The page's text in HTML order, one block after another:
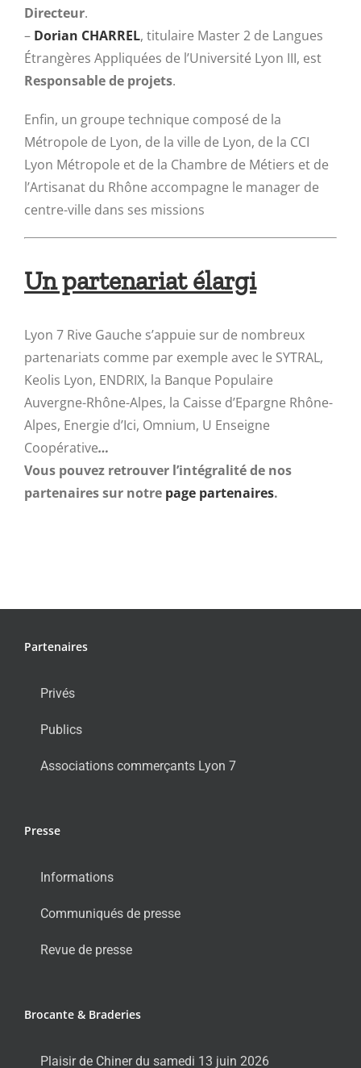
Directeur.
– Dorian CHARREL, titulaire Master 2 de Langues
Étrangères Appliquées de l’Université Lyon III, est
Responsable de projets.
Enfin, un groupe technique composé de la
Métropole de Lyon, de la ville de Lyon, de la CCI
Lyon Métropole et de la Chambre de Métiers et de
l’Artisanat du Rhône accompagne le manager de
centre-ville dans ses missions
Un partenariat élargi
Lyon 7 Rive Gauche s’appuie sur de nombreux
partenariats comme par exemple avec le SYTRAL,
Keolis Lyon, ENDRIX, la Banque Populaire
Auvergne-Rhône-Alpes, la Caisse d’Epargne Rhône-
Alpes, Energie d’Ici, Omnium, U Enseigne
Coopérative…
Vous pouvez retrouver l’intégralité de nos
partenaires sur notre page partenaires.
Partenaires
Privés
Publics
Associations commerçants Lyon 7
Presse
Informations
Communiqués de presse
Revue de presse
Brocante & Braderies
Plaisir de Chiner du samedi 13 juin 2026